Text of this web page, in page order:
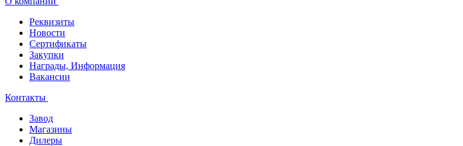
Реквизиты
Новости
Сертификаты
Закупки
Награды, Информация
Вакансии
Контакты
Завод
Магазины
Дилеры